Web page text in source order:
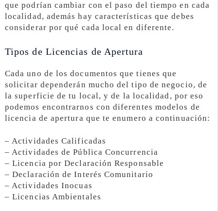
que podrían cambiar con el paso del tiempo en cada
localidad, además hay características que debes
considerar por qué cada local en diferente.
Tipos de Licencias de Apertura
Cada uno de los documentos que tienes que
solicitar dependerán mucho del tipo de negocio, de
la superficie de tu local, y de la localidad, por eso
podemos encontrarnos con diferentes modelos de
licencia de apertura que te enumero a continuación:
– Actividades Calificadas
– Actividades de Pública Concurrencia
– Licencia por Declaración Responsable
– Declaración de Interés Comunitario
– Actividades Inocuas
– Licencias Ambientales